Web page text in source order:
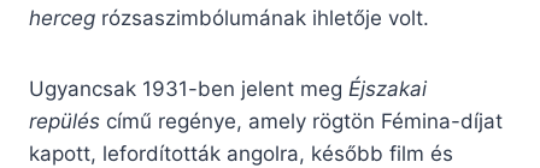
herceg rózsaszimbólumának ihletője volt.
Ugyancsak 1931-ben jelent meg Éjszakai
repülés című regénye, amely rögtön Fémina-díjat
kapott, lefordították angolra, később film és